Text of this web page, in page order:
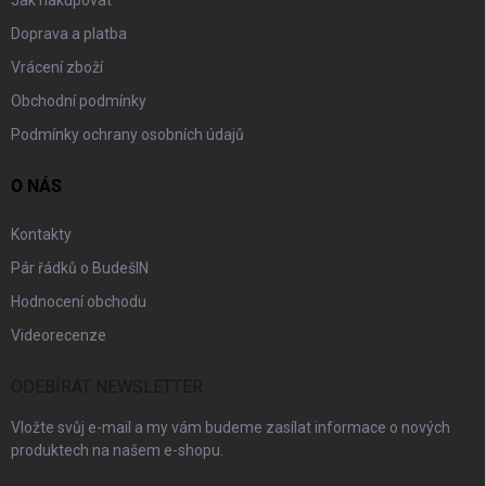
Doprava a platba
Vrácení zboží
Obchodní podmínky
Podmínky ochrany osobních údajů
O NÁS
Kontakty
Pár řádků o BudešIN
Hodnocení obchodu
Videorecenze
Vložte svůj e-mail a my vám budeme zasílat informace o nových
produktech na našem e-shopu.